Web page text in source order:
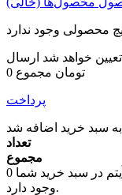
محصولی وجود ندارد
تعیین خواهد شد ارسال
0 تومان مجموع
پرداخت
سبد خرید اضافه شد
تعداد
مجموع
0 در سبد خرید شما
وجود دارد.